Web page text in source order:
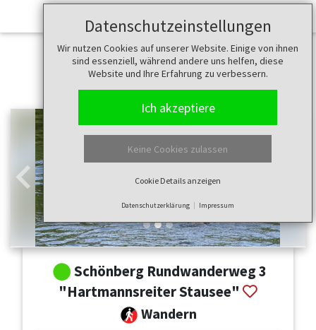
Datenschutzeinstellungen
Wir nutzen Cookies auf unserer Website. Einige von ihnen
sind essenziell, während andere uns helfen, diese
Website und Ihre Erfahrung zu verbessern.
Ich akzeptiere
Keine Cookies zulassen
Cookie Details anzeigen
Datenschutzerklärung Impressum
Zurück
Schönberg Rundwanderweg 3
"Hartmannsreiter Stausee"
Wandern